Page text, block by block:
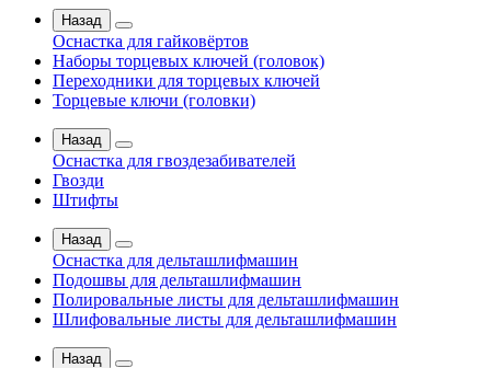
Назад
Оснастка для гайковёртов
Наборы торцевых ключей (головок)
Переходники для торцевых ключей
Торцевые ключи (головки)
Назад
Оснастка для гвоздезабивателей
Гвозди
Штифты
Назад
Оснастка для дельташлифмашин
Подошвы для дельташлифмашин
Полировальные листы для дельташлифмашин
Шлифовальные листы для дельташлифмашин
Назад